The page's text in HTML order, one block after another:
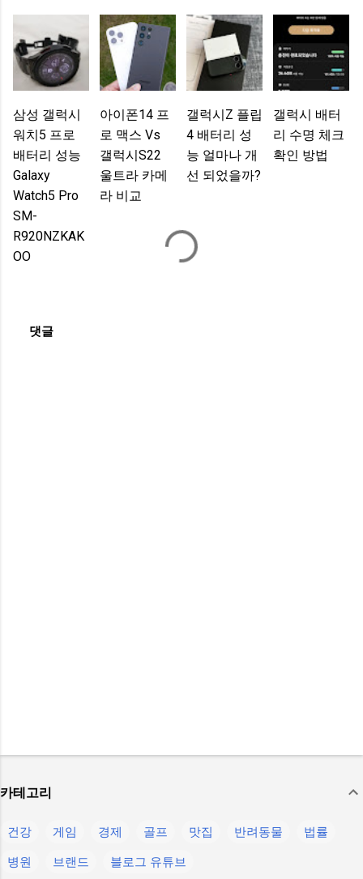
삼성 갤럭시
워치5 프로
배터리 성능
Galaxy
Watch5 Pro
SM-
R920NZKAK
OO
아이폰14 프
로 맥스 Vs
갤럭시S22
울트라 카메
라 비교
갤럭시Z 플립
4 배터리 성
능 얼마나 개
선 되었을까?
갤럭시 배터
리 수명 체크
확인 방법
댓글
카테고리
건강 게임 경제 골프 맛집 반려동물
법률
병원
브랜드 블로그 유튜브